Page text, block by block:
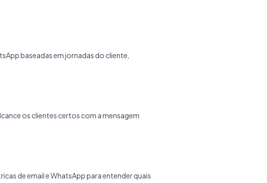
baseadas em jornadas do cliente,
os clientes certos com a mensagem
de email e WhatsApp para entender quais